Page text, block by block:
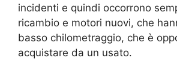
incidenti e quindi occorrono
ricambio e motori nuovi, che
basso chilometraggio, che è
acquistare da un usato.